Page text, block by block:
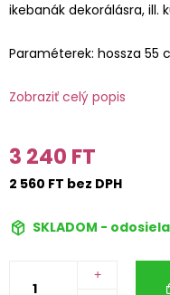
ikebanák dekorálásra, ill.
Paraméterek: hossza 55
Zobraziť celý popis
3 240 FT
2 560 FT bez DPH
SKLADOM -
+